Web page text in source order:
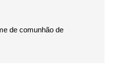
de comunhão de